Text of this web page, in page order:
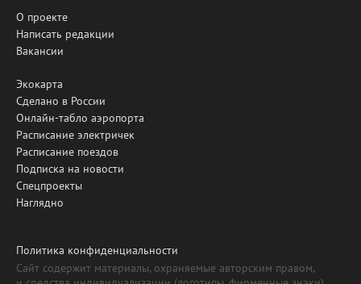
О проекте
Написать редакции
Вакансии
Экокарта
Сделано в России
Онлайн-табло аэропорта
Расписание электричек
Расписание поездов
Подписка на новости
Спецпроекты
Наглядно
Политика конфиденциальности
Сайт содержит материалы, охраняемые авторским правом,